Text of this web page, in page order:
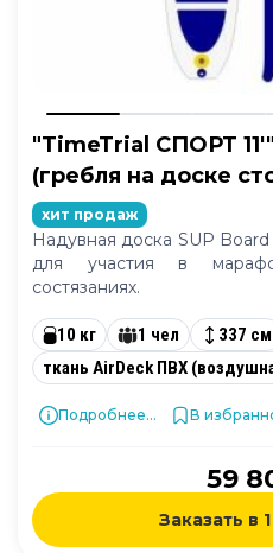
"TimeTrial СПОРТ
(гребля на доске
хит продаж
Надувная доска SUP
для участия в
состязаниях.
10 кг 1 чел 337 см
ткань AirDeck ПВХ
Подробнее... В
59
Заказать в